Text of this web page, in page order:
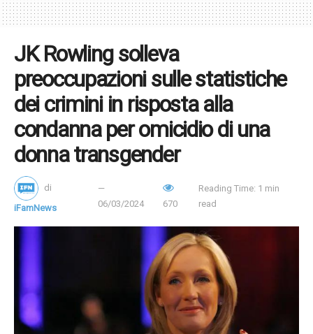
JK Rowling solleva
preoccupazioni sulle statistiche
dei crimini in risposta alla
condanna per omicidio di una
donna transgender
di
iFamNews
06/03/2024 670
Reading Time: 1 min
read